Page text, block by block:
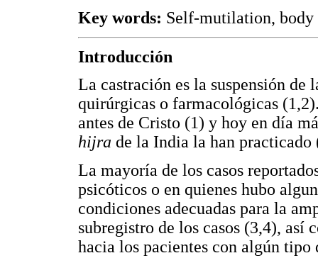
Key words: Self-mutilation, body
Introducción
La castración es la suspensión
quirúrgicas o farmacológicas
antes de Cristo (1) y hoy en día
hijra de la India la han practicado
La mayoría de los casos
psicóticos o en quienes hubo
condiciones adecuadas para la
subregistro de los casos (3,4), así
hacia los pacientes con algún